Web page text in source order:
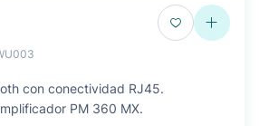
con conectividad RJ45.
PM 360 MX.